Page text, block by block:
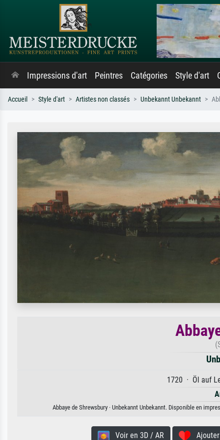
Impressions d'art Peintres Catégories Style d'art
Accueil Style d'art Artistes non classés Unbekannt Unbekannt
1720 · Öl auf
Abbaye de Shrewsbury · Unbekannt Unbekannt. Disponible en
Voir en 3D / AR